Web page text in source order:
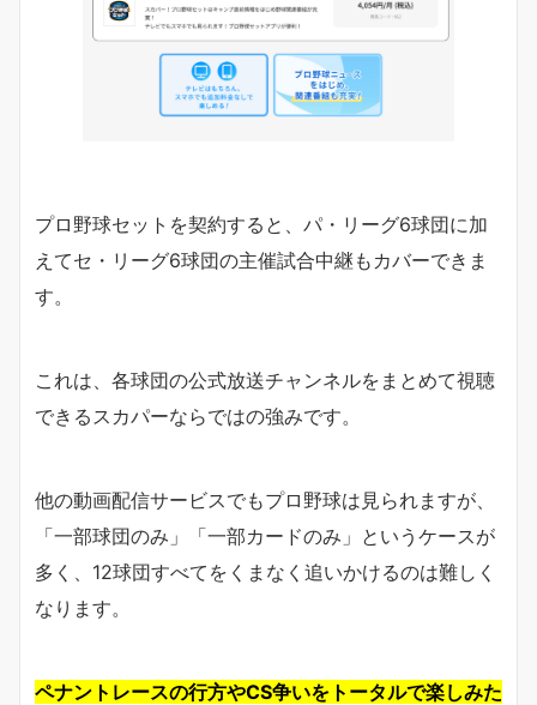
プロ野球セットを契約すると、パ・リーグ6球団に加
えてセ・リーグ6球団の主催試合中継もカバーできま
す。
これは、各球団の公式放送チャンネルをまとめて視聴
できるスカパーならではの強みです。
他の動画配信サービスでもプロ野球は見られますが、
「一部球団のみ」「一部カードのみ」というケースが
多く、12球団すべてをくまなく追いかけるのは難しく
なります。
ペナントレースの行方やCS争いをトータルで楽しみた